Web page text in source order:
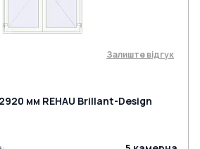
Залиште відгук
мм REHAU Brillant-Design